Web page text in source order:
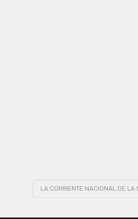
LA CORRIENTE NACIONAL DE LA